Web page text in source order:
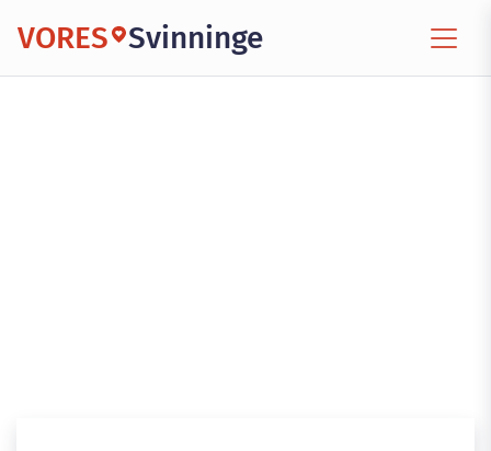
VORES Svinninge